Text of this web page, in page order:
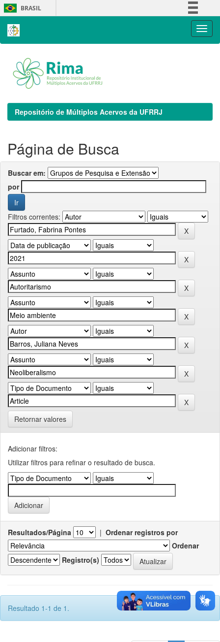
Skip
navigation
BRASIL
Repositório de Múltiplos Acervos da UFRRJ
Página de Busca
Buscar em:
por
Filtros correntes:
Retornar valores
Adicionar filtros:
Utilizar filtros para refinar o resultado de busca.
Resultados/Página | Ordenar registros por
Ordenar
Registro(s)
Resultado 1-1 de 1.